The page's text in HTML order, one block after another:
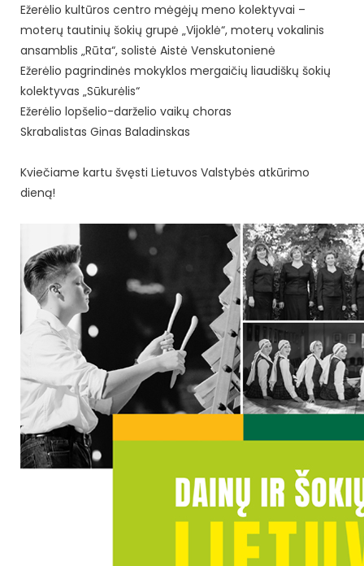
Ežerėlio kultūros centro mėgėjų meno kolektyvai –
moterų tautinių šokių grupė „Vijoklė“, moterų vokalinis
ansamblis „Rūta“, solistė Aistė Venskutonienė
Ežerėlio pagrindinės mokyklos mergaičių liaudiškų šokių
kolektyvas „Sūkurėlis“
Ežerėlio lopšelio-darželio vaikų choras
Skrabalistas Ginas Baladinskas
Kviečiame kartu švęsti Lietuvos Valstybės atkūrimo
dieną!